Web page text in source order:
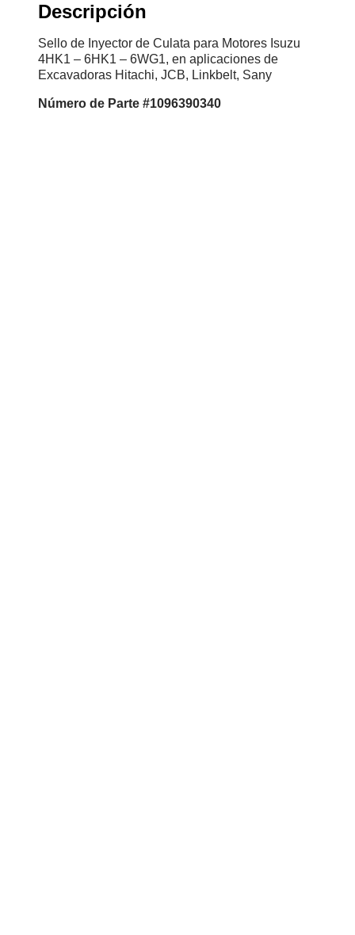
Descripción
Sello de Inyector de Culata para Motores Isuzu
4HK1 – 6HK1 – 6WG1, en aplicaciones de
Excavadoras Hitachi, JCB, Linkbelt, Sany
Número de Parte #1096390340